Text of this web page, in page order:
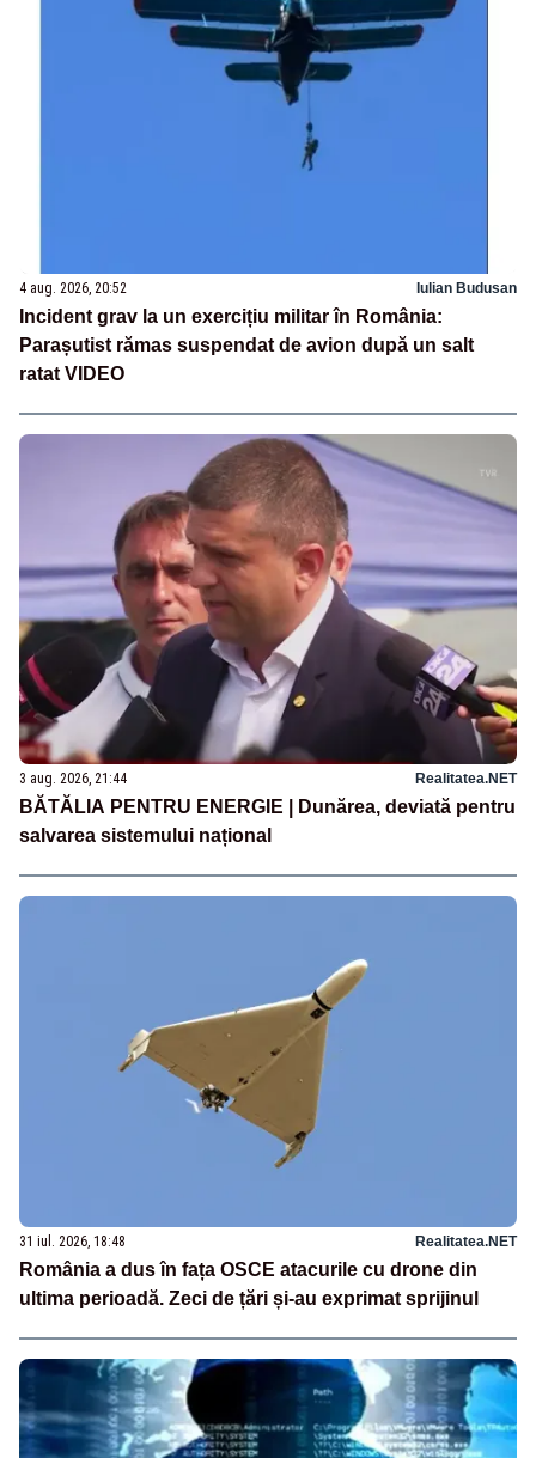
4 aug. 2026, 20:52 Iulian Budusan
Incident grav la un exercițiu militar în România:
Parașutist rămas suspendat de avion după un salt
ratat VIDEO
3 aug. 2026, 21:44 Realitatea.NET
BĂTĂLIA PENTRU ENERGIE | Dunărea, deviată pentru
salvarea sistemului național
31 iul. 2026, 18:48 Realitatea.NET
România a dus în fața OSCE atacurile cu drone din
ultima perioadă. Zeci de țări și-au exprimat sprijinul